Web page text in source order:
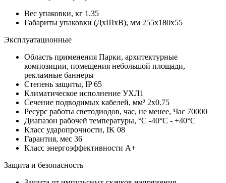
Вес упаковки, кг 1.35
Габариты упаковки (ДхШхВ), мм 255х180х55
Эксплуатационные
Область применения Парки, архитектурные
композиции, помещения небольшой площади,
рекламные баннеры
Степень защиты, IP65
Климатическое исполнение УХЛ1
Сечение подводимых кабелей, мм² 2x0.75
Ресурс работы светодиодов, час, не менее, Час 70000
Диапазон рабочей температуры, °С -40°C - +40°C
Класс ударопрочности, IK 08
Гарантия, мес 36
Класс энергоэффективности A+
Защита и безопасность